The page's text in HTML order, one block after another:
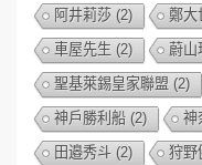
阿井莉莎 (2) 鄭大
車屋先生 (2) 蔚山
聖基萊錫皇家聯盟 (2)
神戶勝利船 (2) 神
田邉秀斗 (2) 狩野